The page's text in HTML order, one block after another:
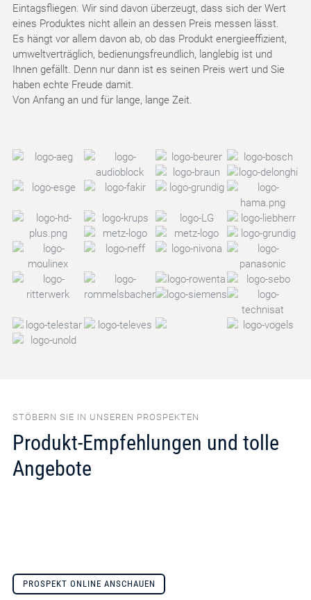
Eintagsfliegen. Wir sind davon überzeugt, dass sich der Wert
eines Produktes nicht allein an dessen Preis messen lässt.
Es hängt vor allem davon ab, ob das Produkt energieeffizient,
umweltverträglich, bedienungsfreundlich, langlebig ist und
Ihnen gefällt. Denn nur dann ist es seinen Preis wert und Sie
haben echte Freude damit.
Von Anfang an und für lange, lange Zeit.
STÖBERN SIE IN UNSEREN PROSPEKTEN
Produkt-Empfehlungen und tolle
Angebote
PROSPEKT ONLINE ANSCHAUEN